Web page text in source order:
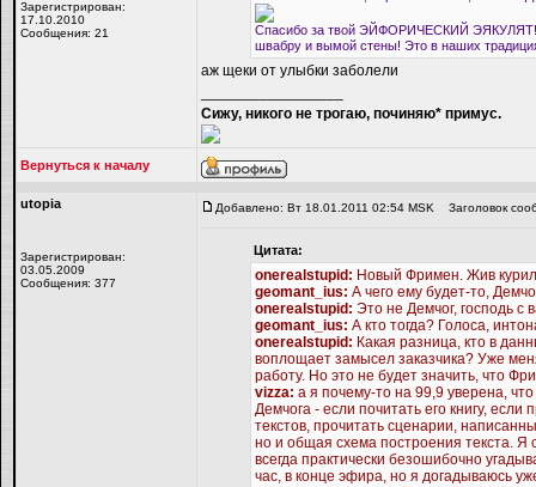
Зарегистрирован:
17.10.2010
Сообщения: 21
Спасибо за твой ЭЙФОРИЧЕСКИЙ ЭЯКУЛЯТ!!!
швабру и вымой стены! Это в наших
аж щеки от улыбки заболели
Сижу, никого не трогаю, починяю* примус.
Вернуться к началу
utopiа
Зарегистрирован:
03.05.2009
Сообщения: 377
Добавлено: Вт 18.01.2011 02:54 MSK Заголовок
Цитата:
onerealstupid: Новый Фримен. Жив
geomant_ius: А чего ему будет-то,
onerealstupid: Это не Демчог, господь с
geomant_ius: А кто тогда? Голоса,
onerealstupid: Какая разница, кто в
воплощает замысел заказчика? Уже
работу. Но это не будет значить, что
vizza: а я почему-то на 99,9 уверена,
Демчога - если почитать его книгу,
текстов, прочитать сценарии,
но и общая схема построения текста.
всегда практически безошибочно
час, в конце эфира, но я догадываюсь